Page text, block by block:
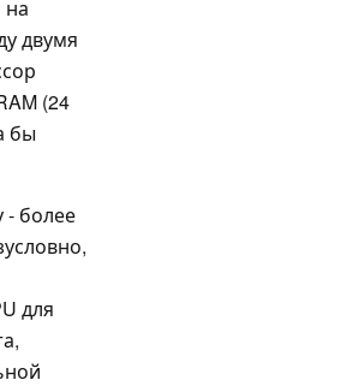
на
двумя
(24
бы
- более
для